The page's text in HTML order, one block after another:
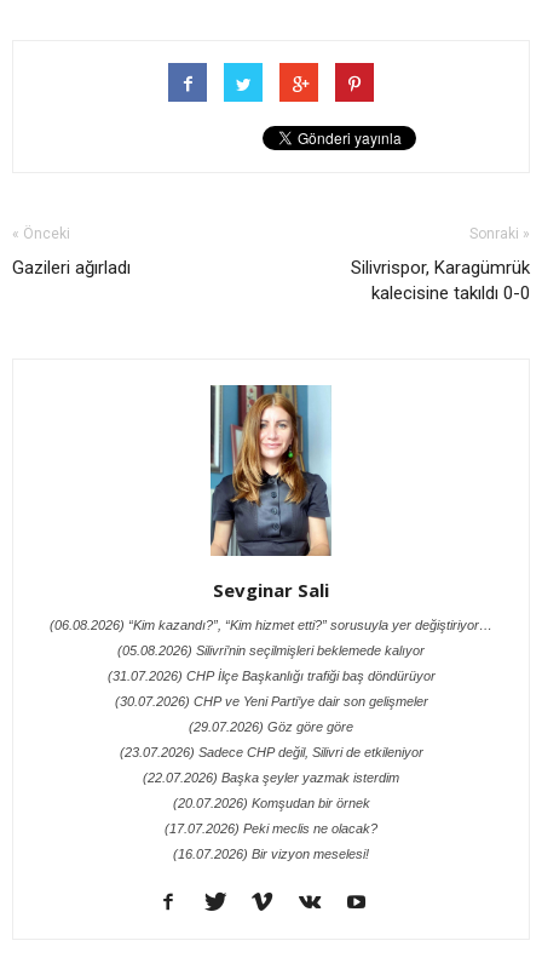
« Önceki
Gazileri ağırladı
Sonraki »
Silivrispor, Karagümrük
kalecisine takıldı 0-0
Sevginar Sali
(06.08.2026) “Kim kazandı?”, “Kim hizmet etti?” sorusuyla yer değiştiriyor…
(05.08.2026) Silivri’nin seçilmişleri beklemede kalıyor
(31.07.2026) CHP İlçe Başkanlığı trafiği baş döndürüyor
(30.07.2026) CHP ve Yeni Parti’ye dair son gelişmeler
(29.07.2026) Göz göre göre
(23.07.2026) Sadece CHP değil, Silivri de etkileniyor
(22.07.2026) Başka şeyler yazmak isterdim
(20.07.2026) Komşudan bir örnek
(17.07.2026) Peki meclis ne olacak?
(16.07.2026) Bir vizyon meselesi!